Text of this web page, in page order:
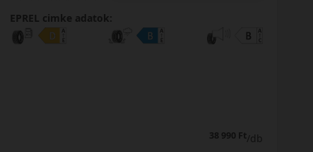
EPREL cimke adatok:
23 790 Ft/db